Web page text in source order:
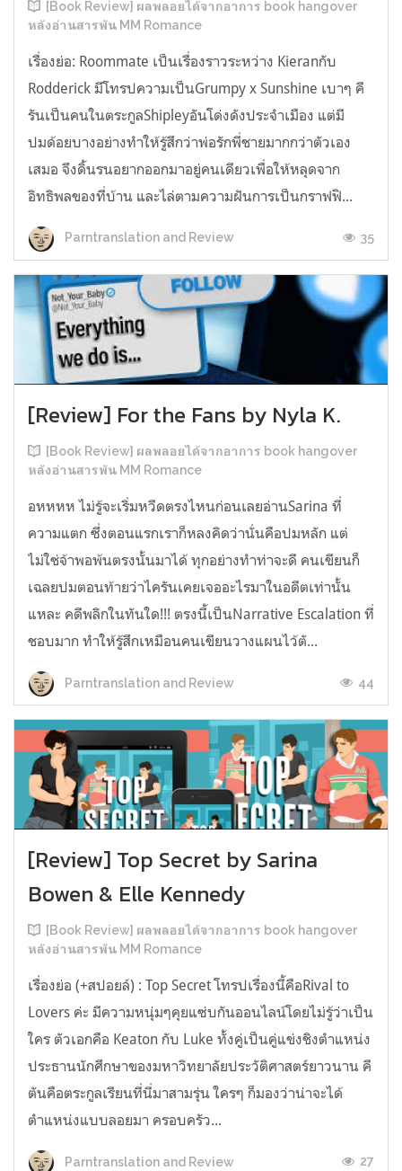
[Book Review] ผลพลอยได้จากอาการ book hangover
หลังอ่านสารพัน MM Romance
เรื่องย่อ: Roommate เป็นเรื่องราวระหว่าง Kieranกับ
Rodderick มีโทรปความเป็นGrumpy x Sunshine เบาๆ คี
รันเป็นคนในตระกูลShipleyอันโด่งดังประจำเมือง แต่มี
ปมด้อยบางอย่างทำให้รู้สึกว่าพ่อรักพี่ชายมากกว่าตัวเอง
เสมอ จึงดิ้นรนอยากออกมาอยู่คนเดียวเพื่อให้หลุดจาก
อิทธิพลของที่บ้าน และไล่ตามความฝันการเป็นกราฟฟิ...
Parntranslation and Review 35
[Review] For the Fans by Nyla K.
[Book Review] ผลพลอยได้จากอาการ book hangover
หลังอ่านสารพัน MM Romance
อหหหห ไม่รู้จะเริ่มหวีดตรงไหนก่อนเลยอ่านSarina ที่
ความแตก ซึ่งตอนแรกเราก็หลงคิดว่านั่นคือปมหลัก แต่
ไม่ใช่จ้าพอพ้นตรงนั้นมาได้ ทุกอย่างทำท่าจะดี คนเขียนก็
เฉลยปมตอนท้ายว่าไครันเคยเจออะไรมาในอดีตเท่านั้น
แหละ คดีพลิกในทันใด!!! ตรงนี้เป็นNarrative Escalation ที่
ชอบมาก ทำให้รู้สึกเหมือนคนเขียนวางแผนไว้ตั...
Parntranslation and Review 44
[Review] Top Secret by Sarina
Bowen & Elle Kennedy
[Book Review] ผลพลอยได้จากอาการ book hangover
หลังอ่านสารพัน MM Romance
เรื่องย่อ (+สปอยล์) : Top Secret โทรปเรื่องนี้คือRival to
Lovers ค่ะ มีความหนุ่มๆคุยแซ่บกันออนไลน์โดยไม่รู้ว่าเป็น
ใคร ตัวเอกคือ Keaton กับ Luke ทั้งคู่เป็นคู่แข่งชิงตำแหน่ง
ประธานนักศึกษาของมหาวิทยาลัยประวัติศาสตร์ยาวนาน คี
ตันคือตระกูลเรียนที่นี่มาสามรุ่น ใครๆ ก็มองว่าน่าจะได้
ตำแหน่งแบบลอยมา ครอบครัว...
Parntranslation and Review 27